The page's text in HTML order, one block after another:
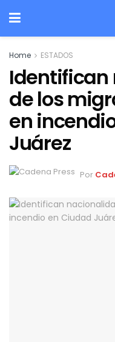
Home ESTADOS
de los
en
Juárez
Por